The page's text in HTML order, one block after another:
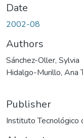
Date
2002-08
Authors
Sánchez-Oller, Sylvia
Hidalgo-Murillo, Ana
Publisher
Instituto Tecnológico